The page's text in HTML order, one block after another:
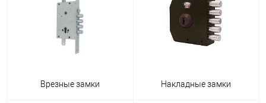
Врезные замки Накладные замки